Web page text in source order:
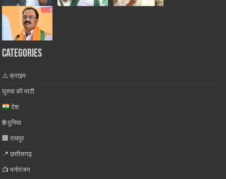
Categories
⚠️ क्राइम
घुरुवा की माटी
देश
🌐 दुनिया
🏢 रायपुर
📍 छत्तीसगढ़
📺 मनोरंजन